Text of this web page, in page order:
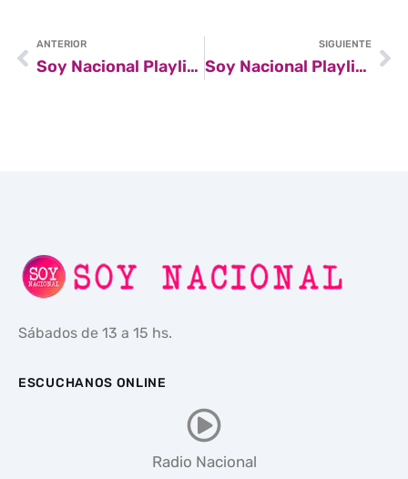
ANTERIOR
Soy Nacional Playlist #7
SIGUIENTE
Soy Nacional Playlist #9
Sábados de 13 a 15 hs.
ESCUCHANOS ONLINE
Radio Nacional